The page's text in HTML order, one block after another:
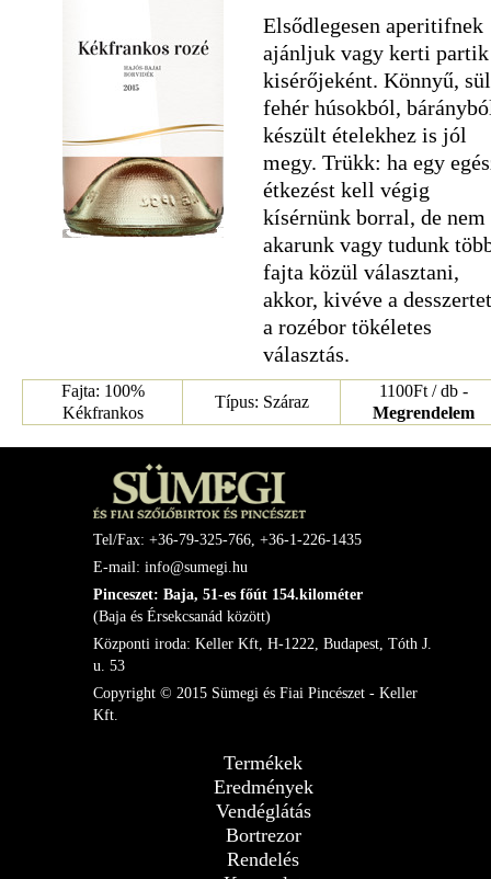
Elsődlegesen aperitifnek
ajánljuk vagy kerti partik
kisérőjeként. Könnyű,
fehér húsokból,
készült ételekhez is jól
megy. Trükk: ha egy
étkezést kell végig
kísérnünk borral, de nem
akarunk vagy tudunk
fajta közül választani,
akkor, kivéve a
a rozébor tökéletes
választás.
Fajta: 100%
Kékfrankos
Típus: Száraz
1100Ft / db -
Megrendelem
Tel/Fax: +36-79-325-766, +36-1-226-1435
E-mail: info@sumegi.hu
Pinceszet: Baja, 51-es főút 154.kilométer
(Baja és Érsekcsanád között)
Központi iroda: Keller Kft, H-1222, Budapest, Tóth J.
u. 53
Copyright © 2015 Sümegi és Fiai Pincészet - Keller
Kft.
Termékek
Eredmények
Vendéglátás
Bortrezor
Rendelés